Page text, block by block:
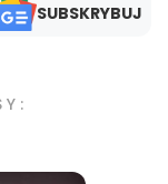
SUBSKRYBUJ